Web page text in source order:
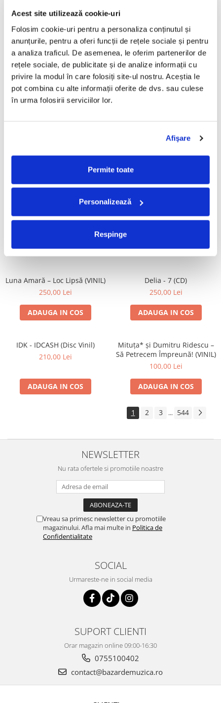
Acest site utilizează cookie-uri
Folosim cookie-uri pentru a personaliza conținutul și
anunțurile, pentru a oferi funcții de rețele sociale și pentru
a analiza traficul. De asemenea, le oferim partenerilor de
rețele sociale, de publicitate și de analize informații cu
privire la modul în care folosiți site-ul nostru. Aceștia le
pot combina cu alte informații oferite de dvs. sau culese
în urma folosirii serviciilor lor.
Afişare
Permite toate
Personalizează
Respinge
ADAUGA IN COS ADAUGA IN COS
Taraful de la Vărbilău –
Povestea de la Vărbilău – -
Electrecord, (Disc Vinil)
189,00 Lei
ADAUGA IN COS
Fugees - The Score (CD)
50,00 Lei
150,00 Lei
Vinil)
220,00 Lei
Iris - II (Disc Vinil)
100,00 Lei
ADAUGA IN COS
Alexandra Stan - Saxobeats
(Transparent Vinyl, Bonus
ADAUGA IN COS
Luna Amară – Loc Lipsă (VINIL)
250,00 Lei
ADAUGA IN COS
Delia - 7 (CD)
250,00 Lei
ADAUGA IN COS
IDK - IDCASH (Disc Vinil)
210,00 Lei
ADAUGA IN COS
Mituța* și Dumitru Ridescu –
Să Petrecem Împreună! (VINIL)
100,00 Lei
ADAUGA IN COS
1 2 3 ... 544
NEWSLETTER
Nu rata ofertele si promotiile noastre
Vreau sa primesc newsletter cu promotiile
magazinului. Afla mai multe in Politica de
Confidentialitate
SOCIAL
Urmareste-ne in social media
SUPORT CLIENTI
Orar magazin online 09:00-16:30
0755100402
contact@bazardemuzica.ro